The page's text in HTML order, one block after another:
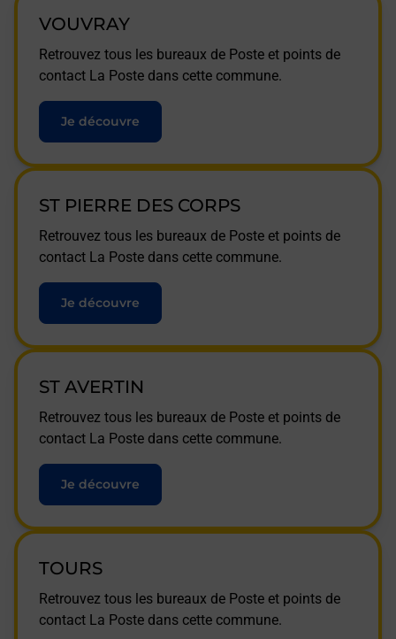
VOUVRAY
Retrouvez tous les bureaux de Poste et points de
contact La Poste dans cette commune.
Je découvre
ST PIERRE DES CORPS
Retrouvez tous les bureaux de Poste et points de
contact La Poste dans cette commune.
Je découvre
ST AVERTIN
Retrouvez tous les bureaux de Poste et points de
contact La Poste dans cette commune.
Je découvre
TOURS
Retrouvez tous les bureaux de Poste et points de
contact La Poste dans cette commune.